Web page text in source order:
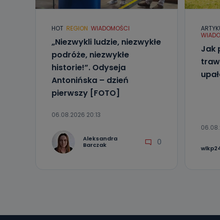
Telewizja
19 nie
Co
Po
Telewizji
19 dostępu
ich
sprzeciwu
Do czasu
Jakie
HOT REGION WIADOMOŚCI
„Niezwykli ludzie, niezwykłe
podróże, niezwykłe
historie!”. Odyseja
Antonińska – dzień
pierwszy [FOTO]
06.08.2026 20:13
Aleksandra
Barczak
0
Jak